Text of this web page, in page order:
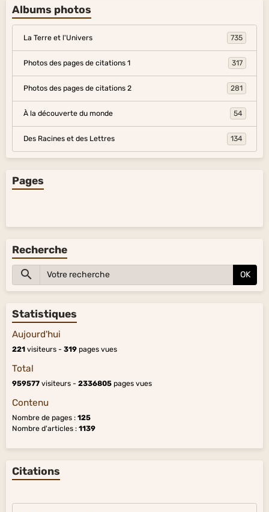
Albums photos
La Terre et l'Univers 735
Photos des pages de citations 1 317
Photos des pages de citations 2 281
À la découverte du monde 54
Des Racines et des Lettres 134
Pages
Recherche
OK
Statistiques
Aujourd'hui
221 visiteurs - 319 pages vues
Total
959577 visiteurs - 2336805 pages vues
Contenu
Nombre de pages : 125
Nombre d'articles : 1139
Citations